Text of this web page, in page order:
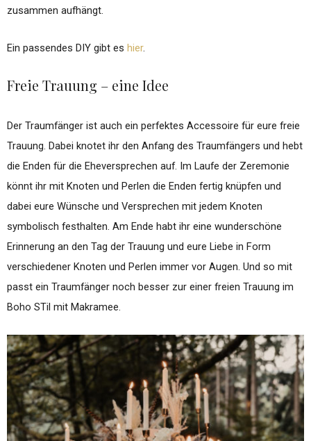
zusammen aufhängt.
Ein passendes DIY gibt es hier.
Freie Trauung – eine Idee
Der Traumfänger ist auch ein perfektes Accessoire für eure freie
Trauung. Dabei knotet ihr den Anfang des Traumfängers und hebt
die Enden für die Eheversprechen auf. Im Laufe der Zeremonie
könnt ihr mit Knoten und Perlen die Enden fertig knüpfen und
dabei eure Wünsche und Versprechen mit jedem Knoten
symbolisch festhalten. Am Ende habt ihr eine wunderschöne
Erinnerung an den Tag der Trauung und eure Liebe in Form
verschiedener Knoten und Perlen immer vor Augen. Und so mit
passt ein Traumfänger noch besser zur einer freien Trauung im
Boho STil mit Makramee.